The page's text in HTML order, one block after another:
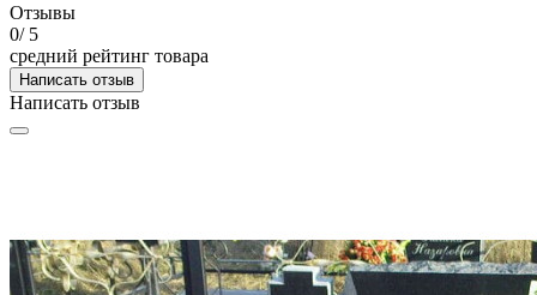
Отзывы
0/ 5
средний рейтинг товара
Написать отзыв
Написать отзыв